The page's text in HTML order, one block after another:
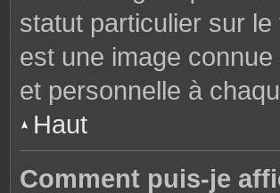
statut particulier sur le
est une image
et personnelle à
Haut
Comment puis-je